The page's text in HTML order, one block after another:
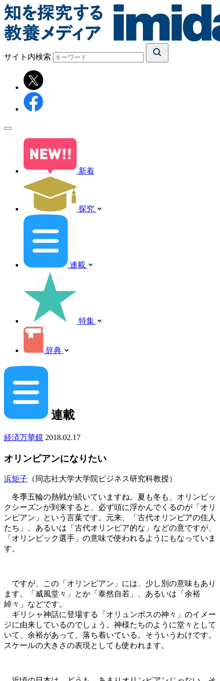
サイト内検索
新着
探究
連載
特集
辞典
連載
経済万華鏡 2018.02.17
オリンピアンになりたい
浜矩子 （同志社大学大学院ビジネス研究科教授）
冬季五輪の熱戦が続いていますね。夏も冬も、オリンピッ
クシーズンが到来すると、必ず頭に浮かんでくるのが「オリ
ンピアン」という言葉です。元来、「古代オリンピアの住人
たち」、あるいは「古代オリンピア的な」などの意ですが、
「オリンピック選手」の意味で使われるようにもなっていま
す。
ですが、この「オリンピアン」には、少し別の意味もあり
ます。「威風堂々」とか「泰然自若」、あるいは「余裕
綽々」などです。
ギリシャ神話に登場する「オリュンポスの神々」のイメー
ジに由来しているのでしょう。神様たちのように堂々として
いて、余裕があって、落ち着いている。そういうわけです。
スケールの大きさの表現としても使われます。